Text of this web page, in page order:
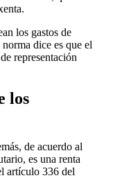
los gastos de
dice es que el
representación
los
de acuerdo al
es una renta
artículo 336 del